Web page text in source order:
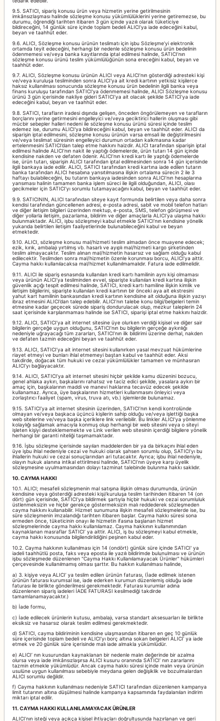
9.5. SATICI, sipariş konusu ürün veya hizmetin yerine getirilmesinin
imkânsızlaşması halinde sözleşme konusu yükümlülüklerini yerine getiremezse, bu
durumu, öğrendiği tarihten itibaren 3 gün içinde yazılı olarak tüketiciye
bildireceğini, 14 günlük süre içinde toplam bedeli ALICI’ya iade edeceğini kabul,
beyan ve taahhüt eder.
9.6. ALICI, Sözleşme konusu ürünün teslimatı için işbu Sözleşme’yi elektronik
ortamda teyit edeceğini, herhangi bir nedenle sözleşme konusu ürün bedelinin
ödenmemesi ve/veya banka kayıtlarında iptal edilmesi halinde, SATICI’nın
sözleşme konusu ürünü teslim yükümlülüğünün sona ereceğini kabul, beyan ve
taahhüt eder.
9.7. ALICI, Sözleşme konusu ürünün ALICI veya ALICI’nın gösterdiği adresteki kişi
ve/veya kuruluşa tesliminden sonra ALICI'ya ait kredi kartının yetkisiz kişilerce
haksız kullanılması sonucunda sözleşme konusu ürün bedelinin ilgili banka veya
finans kuruluşu tarafından SATICI'ya ödenmemesi halinde, ALICI Sözleşme konusu
ürünü 3 gün içerisinde nakliye gideri SATICI’ya ait olacak şekilde SATICI’ya iade
edeceğini kabul, beyan ve taahhüt eder.
9.8. SATICI, tarafların iradesi dışında gelişen, önceden öngörülemeyen ve tarafların
borçlarını yerine getirmesini engelleyici ve/veya geciktirici hallerin oluşması gibi
mücbir sebepler halleri nedeni ile sözleşme konusu ürünü süresi içinde teslim
edemez ise, durumu ALICI'ya bildireceğini kabul, beyan ve taahhüt eder. ALICI da
siparişin iptal edilmesini, sözleşme konusu ürünün varsa emsali ile değiştirilmesini
ve/veya teslimat süresinin engelleyici durumun ortadan kalkmasına kadar
ertelenmesini SATICI’dan talep etme hakkını haizdir. ALICI tarafından siparişin iptal
edilmesi halinde ALICI’nın nakit ile yaptığı ödemelerde, ürün tutarı 14 gün içinde
kendisine nakden ve defaten ödenir. ALICI’nın kredi kartı ile yaptığı ödemelerde
ise, ürün tutarı, siparişin ALICI tarafından iptal edilmesinden sonra 14 gün içerisinde
ilgili bankaya iade edilir. ALICI, SATICI tarafından kredi kartına iade edilen tutarın
banka tarafından ALICI hesabına yansıtılmasına ilişkin ortalama sürecin 2 ile 3
haftayı bulabileceğini, bu tutarın bankaya iadesinden sonra ALICI’nın hesaplarına
yansıması halinin tamamen banka işlem süreci ile ilgili olduğundan, ALICI, olası
gecikmeler için SATICI’yı sorumlu tutamayacağını kabul, beyan ve taahhüt eder.
9.9. SATICININ, ALICI tarafından siteye kayıt formunda belirtilen veya daha sonra
kendisi tarafından güncellenen adresi, e-posta adresi, sabit ve mobil telefon hatları
ve diğer iletişim bilgileri üzerinden mektup, e-posta, SMS, telefon görüşmesi ve
diğer yollarla iletişim, pazarlama, bildirim ve diğer amaçlarla ALICI’ya ulaşma hakkı
bulunmaktadır. ALICI, işbu sözleşmeyi kabul etmekle SATICI’nın kendisine yönelik
yukarıda belirtilen iletişim faaliyetlerinde bulunabileceğini kabul ve beyan
etmektedir.
9.10. ALICI, sözleşme konusu mal/hizmeti teslim almadan önce muayene edecek;
ezik, kırık, ambalajı yırtılmış vb. hasarlı ve ayıplı mal/hizmeti kargo şirketinden
teslim almayacaktır. Teslim alınan mal/hizmetin hasarsız ve sağlam olduğu kabul
edilecektir. Teslimden sonra mal/hizmetin özenle korunması borcu, ALICI’ya aittir.
Cayma hakkı kullanılacaksa mal/hizmet kullanılmamalıdır. Fatura iade edilmelidir.
9.11. ALICI ile sipariş esnasında kullanılan kredi kartı hamilinin aynı kişi olmaması
veya ürünün ALICI’ya tesliminden evvel, siparişte kullanılan kredi kartına ilişkin
güvenlik açığı tespit edilmesi halinde, SATICI, kredi kartı hamiline ilişkin kimlik ve
iletişim bilgilerini, siparişte kullanılan kredi kartının bir önceki aya ait ekstresini
yahut kart hamilinin bankasından kredi kartının kendisine ait olduğuna ilişkin yazıyı
ibraz etmesini ALICI’dan talep edebilir. ALICI’nın talebe konu bilgi/belgeleri temin
etmesine kadar geçecek sürede sipariş dondurulacak olup, mezkur taleplerin 24
saat içerisinde karşılanmaması halinde ise SATICI, siparişi iptal etme hakkını haizdir.
9.12. ALICI, SATICI’ya ait internet sitesine üye olurken verdiği kişisel ve diğer sair
bilgilerin gerçeğe uygun olduğunu, SATICI’nın bu bilgilerin gerçeğe aykırılığı
nedeniyle uğrayacağı tüm zararları, SATICI’nın ilk bildirimi üzerine derhal, nakden
ve defaten tazmin edeceğini beyan ve taahhüt eder.
9.13. ALICI, SATICI’ya ait internet sitesini kullanırken yasal mevzuat hükümlerine
riayet etmeyi ve bunları ihlal etmemeyi baştan kabul ve taahhüt eder. Aksi
takdirde, doğacak tüm hukuki ve cezai yükümlülükler tamamen ve münhasıran
ALICI’yı bağlayacaktır.
9.14. ALICI, SATICI’ya ait internet sitesini hiçbir şekilde kamu düzenini bozucu,
genel ahlaka aykırı, başkalarını rahatsız ve taciz edici şekilde, yasalara aykırı bir
amaç için, başkalarının maddi ve manevi haklarına tecavüz edecek şekilde
kullanamaz. Ayrıca, üye başkalarının hizmetleri kullanmasını önleyici veya
zorlaştırıcı faaliyet (spam, virus, truva atı, vb.) işlemlerde bulunamaz.
9.15. SATICI’ya ait internet sitesinin üzerinden, SATICI’nın kendi kontrolünde
olmayan ve/veya başkaca üçüncü kişilerin sahip olduğu ve/veya işlettiği başka
web sitelerine ve/veya başka içeriklere link verilebilir. Bu linkler ALICI’ya yönlenme
kolaylığı sağlamak amacıyla konmuş olup herhangi bir web sitesini veya o siteyi
işleten kişiyi desteklememekte ve Link verilen web sitesinin içerdiği bilgilere yönelik
herhangi bir garanti niteliği taşımamaktadır.
9.16. İşbu sözleşme içerisinde sayılan maddelerden bir ya da birkaçını ihlal eden
üye işbu ihlal nedeniyle cezai ve hukuki olarak şahsen sorumlu olup, SATICI’yı bu
ihlallerin hukuki ve cezai sonuçlarından ari tutacaktır. Ayrıca; işbu ihlal nedeniyle,
olayın hukuk alanına intikal ettirilmesi halinde, SATICI’nın üyeye karşı üyelik
sözleşmesine uyulmamasından dolayı tazminat talebinde bulunma hakkı saklıdır.
10. CAYMA HAKKI
10.1. ALICI; mesafeli sözleşmenin mal satışına ilişkin olması durumunda, ürünün
kendisine veya gösterdiği adresteki kişi/kuruluşa teslim tarihinden itibaren 14 (on
dört) gün içerisinde, SATICI’ya bildirmek şartıyla hiçbir hukuki ve cezai sorumluluk
üstlenmeksizin ve hiçbir gerekçe göstermeksizin malı reddederek sözleşmeden
cayma hakkını kullanabilir. Hizmet sunumuna ilişkin mesafeli sözleşmelerde ise, bu
süre sözleşmenin imzalandığı tarihten itibaren başlar. Cayma hakkı süresi sona
ermeden önce, tüketicinin onayı ile hizmetin ifasına başlanan hizmet
sözleşmelerinde cayma hakkı kullanılamaz. Cayma hakkının kullanımından
kaynaklanan masraflar SATICI’ ya aittir. ALICI, iş bu sözleşmeyi kabul etmekle,
cayma hakkı konusunda bilgilendirildiğini peşinen kabul eder.
10.2. Cayma hakkının kullanılması için 14 (ondört) günlük süre içinde SATICI' ya
iadeli taahhütlü posta, faks veya eposta ile yazılı bildirimde bulunulması ve ürünün
işbu sözleşmede düzenlenen "Cayma Hakkı Kullanılamayacak Ürünler" hükümleri
çerçevesinde kullanılmamış olması şarttır. Bu hakkın kullanılması halinde,
a) 3. kişiye veya ALICI’ ya teslim edilen ürünün faturası, (İade edilmek istenen
ürünün faturası kurumsal ise, iade ederken kurumun düzenlemiş olduğu iade
faturası ile birlikte gönderilmesi gerekmektedir. Faturası kurumlar adına
düzenlenen sipariş iadeleri İADE FATURASI kesilmediği takdirde
tamamlanamayacaktır.)
b) İade formu,
c) İade edilecek ürünlerin kutusu, ambalajı, varsa standart aksesuarları ile birlikte
eksiksiz ve hasarsız olarak teslim edilmesi gerekmektedir.
d) SATICI, cayma bildiriminin kendisine ulaşmasından itibaren en geç 10 günlük
süre içerisinde toplam bedeli ve ALICI’yı borç altına sokan belgeleri ALICI’ ya iade
etmek ve 20 günlük süre içerisinde malı iade almakla yükümlüdür.
e) ALICI’ nın kusurundan kaynaklanan bir nedenle malın değerinde bir azalma
olursa veya iade imkânsızlaşırsa ALICI kusuru oranında SATICI’ nın zararlarını
tazmin etmekle yükümlüdür. Ancak cayma hakkı süresi içinde malın veya ürünün
usulüne uygun kullanılması sebebiyle meydana gelen değişiklik ve bozulmalardan
ALICI sorumlu değildir.
f) Cayma hakkının kullanılması nedeniyle SATICI tarafından düzenlenen kampanya
limit tutarının altına düşülmesi halinde kampanya kapsamında faydalanılan indirim
miktarı iptal edilir.
11. CAYMA HAKKI KULLANILAMAYACAK ÜRÜNLER
ALICI’nın isteği veya açıkça kişisel ihtiyaçları doğrultusunda hazırlanan ve geri